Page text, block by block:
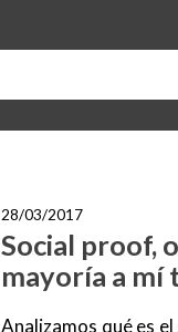
28/03/2017
Social proof,
mayoría a mí
Analizamos qué es